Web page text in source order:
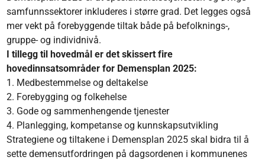
samfunnssektorer inkluderes i større grad. Det legges også
mer vekt på forebyggende tiltak både på befolknings-,
gruppe- og individnivå.
I tillegg til hovedmål er det skissert fire
hovedinnsatsområder for Demensplan 2025:
1. Medbestemmelse og deltakelse
2. Forebygging og folkehelse
3. Gode og sammenhengende tjenester
4. Planlegging, kompetanse og kunnskapsutvikling
Strategiene og tiltakene i Demensplan 2025 skal bidra til å
sette demensutfordringen på dagsordenen i kommunenes